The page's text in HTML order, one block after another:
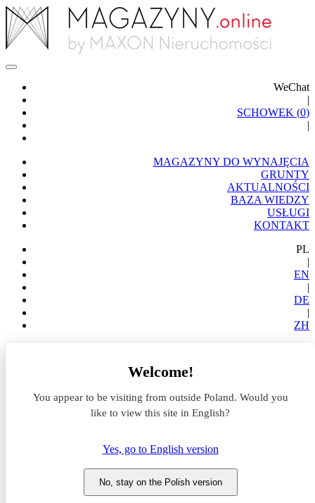
WeChat
|
SCHOWEK (0)
|
MAGAZYNY DO WYNAJĘCIA
GRUNTY
AKTUALNOŚCI
BAZA WIEDZY
USŁUGI
KONTAKT
PL
|
EN
|
DE
|
ZH
Welcome!
You appear to be visiting from outside Poland. Would you
like to view this site in English?
Yes, go to English version
No, stay on the Polish version
Lokalizacja